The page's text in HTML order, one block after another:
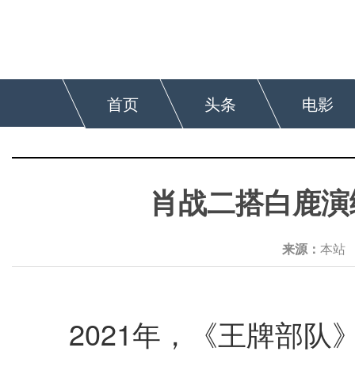
首页 头条 电影
肖战二搭白鹿
来源： 本
2021年，《王牌部队